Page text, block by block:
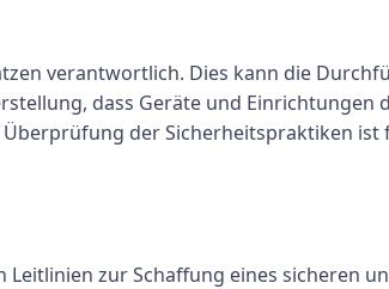
verantwortlich. Dies kann die
dass Geräte und Einrichtungen
der Sicherheitspraktiken ist
zur Schaffung eines sicheren